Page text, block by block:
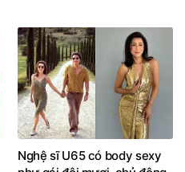
Nghệ sĩ U65 có body sexy